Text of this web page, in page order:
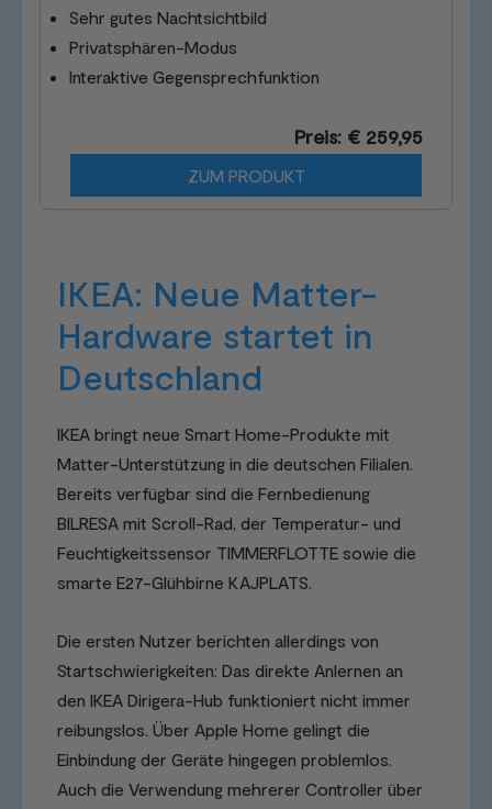
Sehr gutes Nachtsichtbild
Privatsphären-Modus
Interaktive Gegensprechfunktion
Preis: € 259,95
ZUM PRODUKT
IKEA: Neue Matter-
Hardware startet in
Deutschland
IKEA bringt neue Smart Home-Produkte mit
Matter-Unterstützung in die deutschen Filialen.
Bereits verfügbar sind die Fernbedienung
BILRESA mit Scroll-Rad, der Temperatur- und
Feuchtigkeitssensor TIMMERFLOTTE sowie die
smarte E27-Glühbirne KAJPLATS.
Die ersten Nutzer berichten allerdings von
Startschwierigkeiten: Das direkte Anlernen an
den IKEA Dirigera-Hub funktioniert nicht immer
reibungslos. Über Apple Home gelingt die
Einbindung der Geräte hingegen problemlos.
Auch die Verwendung mehrerer Controller über